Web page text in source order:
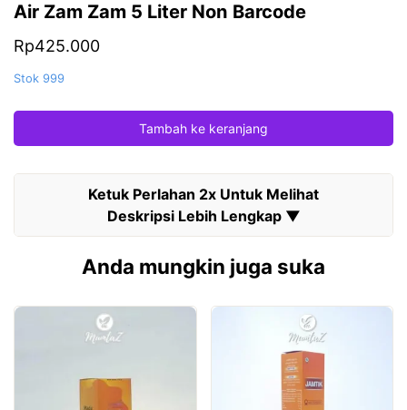
Air Zam Zam 5 Liter Non Barcode
Rp425.000
Stok 999
Tambah ke keranjang
Anda mungkin juga suka